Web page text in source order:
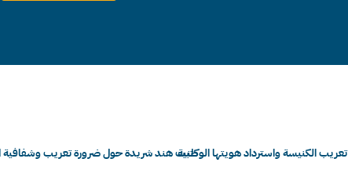
الكنيسة واسترداد هويتها الوطنيةكتبت هند شريدة حول ضرورة تعريب وشفافية